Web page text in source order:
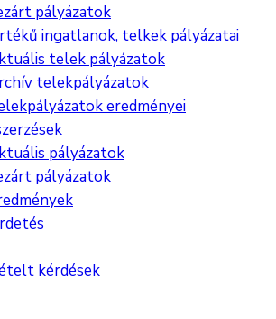
pályázatok
ingatlanok, telkek pályázatai
telek pályázatok
telekpályázatok
eredményei
pályázatok
pályázatok
kérdések